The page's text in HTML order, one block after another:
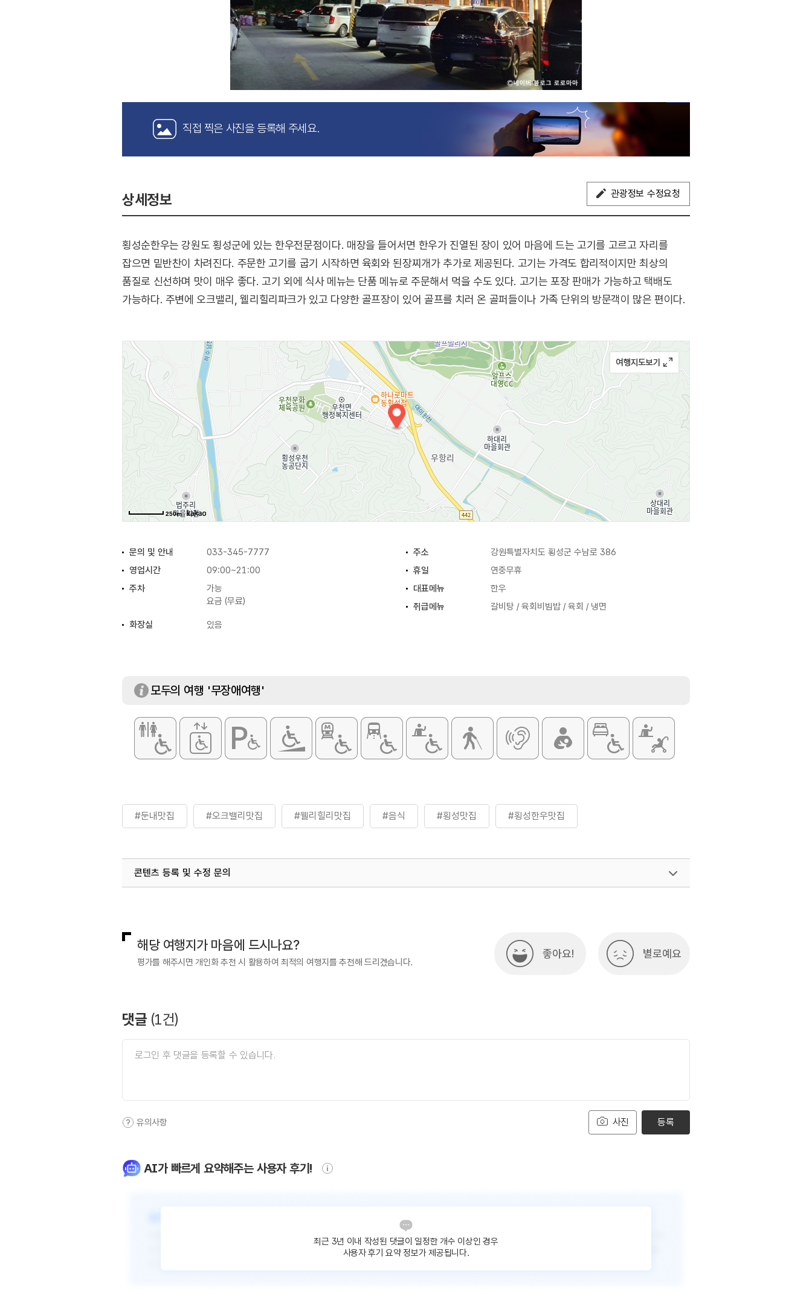
직접 찍은 사진을 등록해 주세요.
상세정보 관광정보 수정요청
횡성순한우는 강원도 횡성군에 있는 한우전문점이다. 매장을 들어서면 한우가 진열된 장이 있어 마음에 드는 고기를 고르고 자리를
잡으면 밑반찬이 차려진다. 주문한 고기를 굽기 시작하면 육회와 된장찌개가 추가로 제공된다. 고기는 가격도 합리적이지만 최상의
품질로 신선하며 맛이 매우 좋다. 고기 외에 식사 메뉴는 단품 메뉴로 주문해서 먹을 수도 있다. 고기는 포장 판매가 가능하고 택배도
가능하다. 주변에 오크밸리, 웰리힐리파크가 있고 다양한 골프장이 있어 골프를 치러 온 골퍼들이나 가족 단위의 방문객이 많은 편이다.
250m
문의 및 안내 033-345-7777 주소
강원특별자치도 횡성군 수남로 386
영업시간
09:00~21:00 휴일
연중무휴
주차
가능
요금 (무료)
대표메뉴
한우
취급메뉴
갈비탕 / 육회비빔밥 / 육회 / 냉면
화장실
있음
모두의 여행 '무장애여행'
#둔내맛집 #오크밸리맛집 #웰리힐리맛집 #음식 #횡성맛집 #횡성한우맛집
콘텐츠 등록 및 수정 문의
해당 여행지가 마음에 드시나요?
평가를 해주시면 개인화 추천 시 활용하여 최적의 여행지를 추천해 드리겠습니다.
좋아요! 별로예요
댓글 (1건)
사진
유의사항 등록
AI가 빠르게 요약해주는 사용자 후기!
최근 3년 이내 작성된 댓글이 일정한 개수 이상인 경우
사용자 후기 요약 정보가 제공됩니다.